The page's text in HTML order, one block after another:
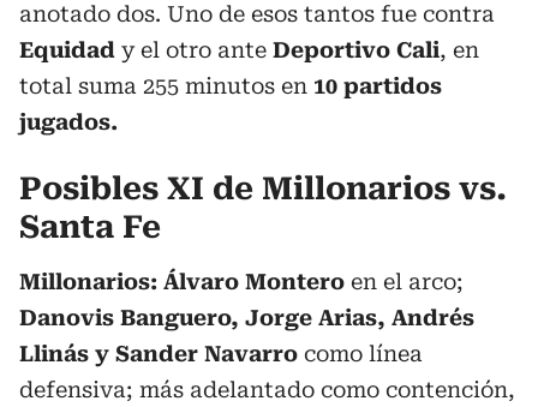
anotado dos. Uno de esos tantos fue contra
Equidad y el otro ante Deportivo Cali, en
total suma 255 minutos en 10 partidos
jugados.
Posibles XI de Millonarios vs.
Santa Fe
Millonarios: Álvaro Montero en el arco;
Danovis Banguero, Jorge Arias, Andrés
Llinás y Sander Navarro como línea
defensiva; más adelantado como contención,